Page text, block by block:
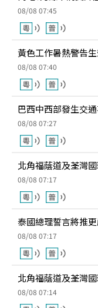
08/08 07:45
黃色工作暑熱警告
08/08 07:40
巴西中西部發生交
08/08 07:27
北角福蔭道及荃灣
08/08 07:17
泰國總理誓言將推
08/08 07:17
北角福蔭道及荃灣
08/08 07:14